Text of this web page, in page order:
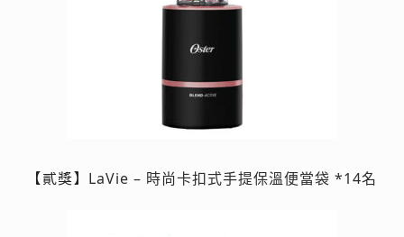
【貳獎】 LaVie – 時尚卡扣式手提保溫便當袋 *14名